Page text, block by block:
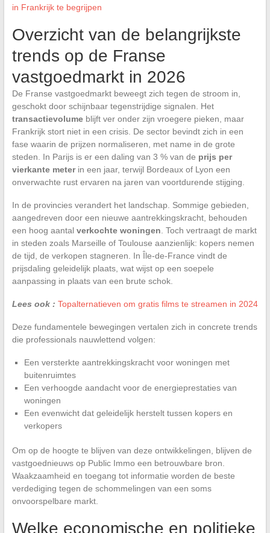
in Frankrijk te begrijpen
Overzicht van de belangrijkste
trends op de Franse
vastgoedmarkt in 2026
De Franse vastgoedmarkt beweegt zich tegen de stroom in,
geschokt door schijnbaar tegenstrijdige signalen. Het
transactievolumeblijft ver onder zijn vroegere pieken, maar
Frankrijk stort niet in een crisis. De sector bevindt zich in een
fase waarin de prijzen normaliseren, met name in de grote
steden. In Parijs is er een daling van 3 % van de prijs per
vierkante meterin een jaar, terwijl Bordeaux of Lyon een
onverwachte rust ervaren na jaren van voortdurende stijging.
In de provincies verandert het landschap. Sommige gebieden,
aangedreven door een nieuwe aantrekkingskracht, behouden
een hoog aantal verkochte woningen . Toch vertraagt de markt
in steden zoals Marseille of Toulouse aanzienlijk: kopers nemen
de tijd, de verkopen stagneren. In Île-de-France vindt de
prijsdaling geleidelijk plaats, wat wijst op een soepele
aanpassing in plaats van een brute schok.
Lees ook : Topalternatieven om gratis films te streamen in 2024
Deze fundamentele bewegingen vertalen zich in concrete trends
die professionals nauwlettend volgen:
Een versterkte aantrekkingskracht voor woningen met
buitenruimtes
Een verhoogde aandacht voor de energieprestaties van
woningen
Een evenwicht dat geleidelijk herstelt tussen kopers en
verkopers
Om op de hoogte te blijven van deze ontwikkelingen, blijven de
vastgoednieuws op Public Immo een betrouwbare bron.
Waakzaamheid en toegang tot informatie worden de beste
verdediging tegen de schommelingen van een soms
onvoorspelbare markt.
Welke economische en politieke